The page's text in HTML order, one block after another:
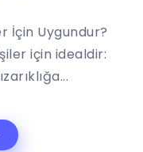
İçin Uygundur?
için idealdir: